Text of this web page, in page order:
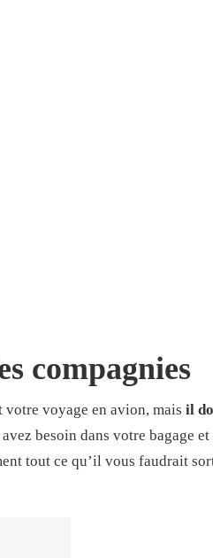
compagnies
voyage en avion, mais il
besoin dans votre bagage
tout ce qu’il vous faudrait